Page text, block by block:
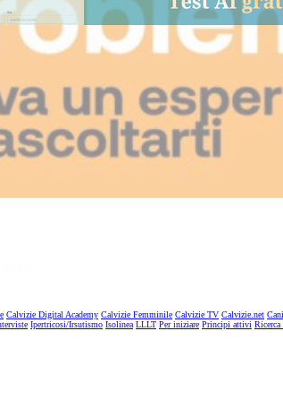
Calvizie Digital Academy Calvizie Femminile Calvizie TV Calvizie.net
Ipertricosi/Irsutismo Isolinea LLLT Per iniziare Principi attivi